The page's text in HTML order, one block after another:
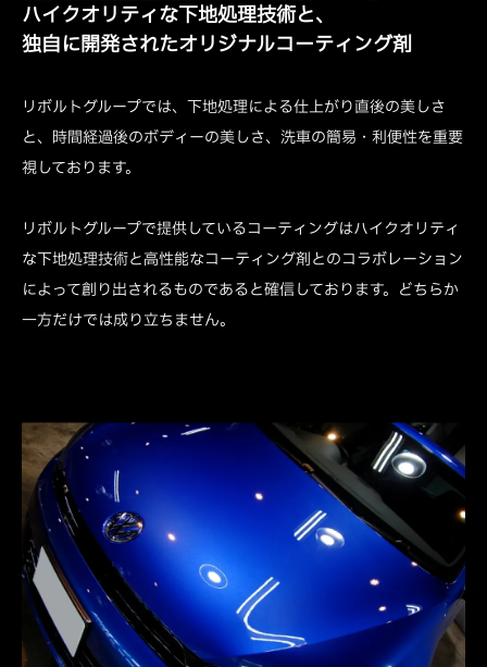
ハイクオリティな下地処理技術と、
独自に開発されたオリジナルコーティング剤
リボルトグループでは、下地処理による仕上がり直後の美しさ
と、時間経過後のボディーの美しさ、洗車の簡易・利便性を重要
視しております。
リボルトグループで提供しているコーティングはハイクオリティ
な下地処理技術と高性能なコーティング剤とのコラボレーション
によって創り出されるものであると確信しております。どちらか
一方だけでは成り立ちません。